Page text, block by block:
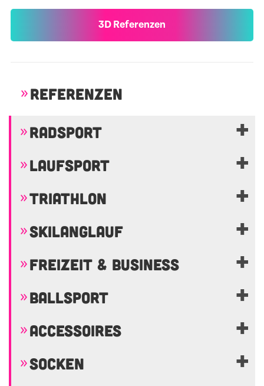
3D Referenzen
REFERENZEN
RADSPORT
LAUFSPORT
TRIATHLON
SKILANGLAUF
FREIZEIT & BUSINESS
BALLSPORT
ACCESSOIRES
SOCKEN